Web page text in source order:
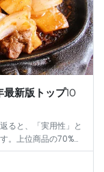
新版トップ10
ると、「実用性」と
。上位商品の70%が
つき、その成功の